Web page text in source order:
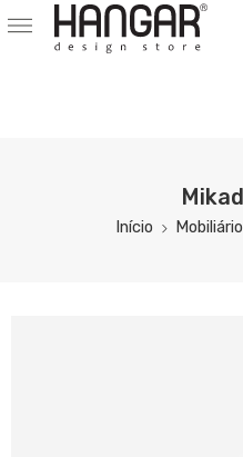
Início Mobiliário